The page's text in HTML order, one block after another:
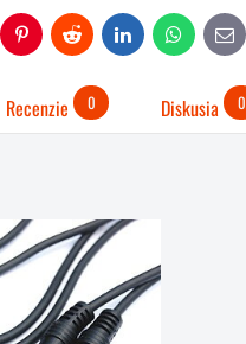
PinterestReddit LinkedIn WhatsAppE-
mail
Recenzie 0 Diskusia 0